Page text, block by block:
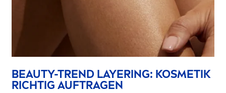
BEAUTY-TREND LAYERING: KOSMETIK
RICHTIG AUFTRAGEN